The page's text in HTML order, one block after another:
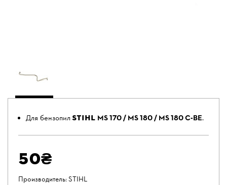
Для бензопилSTIHL MS 170 / MS 180 / MS 180 C-BE.
50₴
Производитель:STIHL